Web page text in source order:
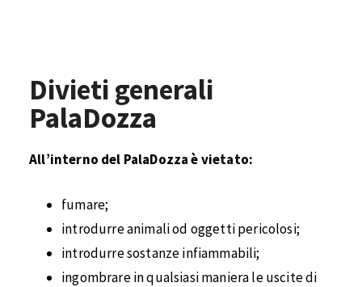
Divieti generali
PalaDozza
All’interno del PalaDozza è vietato:
fumare;
introdurre animali od oggetti pericolosi;
introdurre sostanze infiammabili;
ingombrare in qualsiasi maniera le uscite di